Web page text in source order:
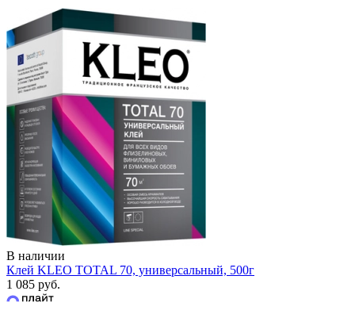
В наличии
Клей KLEO TOTAL 70, универсальный, 500г
1 085 руб.